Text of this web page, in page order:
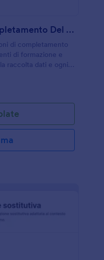
Dichiarazione Di Completamento Del Corso Form
di completamento
di formazione e
raccolta dati e ogni